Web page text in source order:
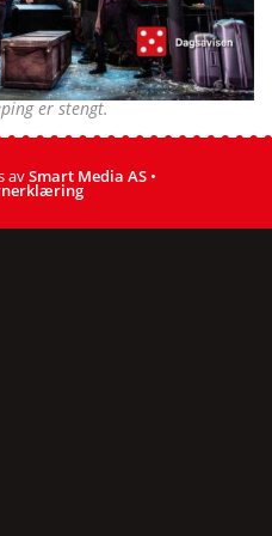
er stengt.
avSmart Media AS •